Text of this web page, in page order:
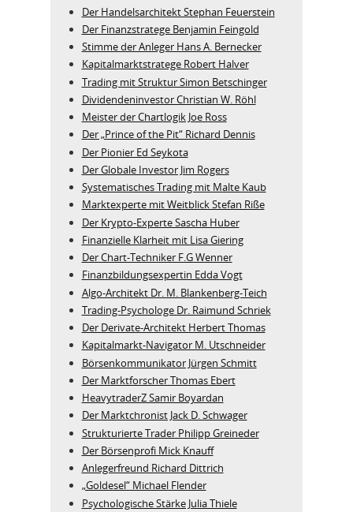
Der Handelsarchitekt Stephan Feuerstein
Der Finanzstratege Benjamin Feingold
Stimme der Anleger Hans A. Bernecker
Kapitalmarktstratege Robert Halver
Trading mit Struktur Simon Betschinger
Dividendeninvestor Christian W. Röhl
Meister der Chartlogik Joe Ross
Der „Prince of the Pit“ Richard Dennis
Der Pionier Ed Seykota
Der Globale Investor Jim Rogers
Systematisches Trading mit Malte Kaub
Marktexperte mit Weitblick Stefan Riße
Der Krypto-Experte Sascha Huber
Finanzielle Klarheit mit Lisa Giering
Der Chart-Techniker F.G Wenner
Finanzbildungsexpertin Edda Vogt
Algo‑Architekt Dr. M. Blankenberg‑Teich
Trading-Psychologe Dr. Raimund Schriek
Der Derivate‑Architekt Herbert Thomas
Kapitalmarkt-Navigator M. Utschneider
Börsenkommunikator Jürgen Schmitt
Der Marktforscher Thomas Ebert
HeavytraderZ Samir Boyardan
Der Marktchronist Jack D. Schwager
Strukturierte Trader Philipp Greineder
Der Börsenprofi Mick Knauff
Anlegerfreund Richard Dittrich
„Goldesel“ Michael Flender
Psychologische Stärke Julia Thiele